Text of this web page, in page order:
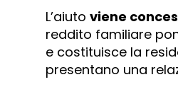
L’aiuto viene
reddito familiare
e costituisce la
presentano una